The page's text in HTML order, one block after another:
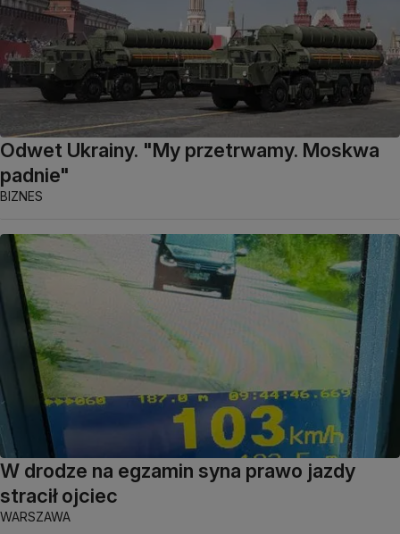
Odwet Ukrainy. "My przetrwamy. Moskwa
padnie"
BIZNES
W drodze na egzamin syna prawo jazdy
stracił ojciec
WARSZAWA